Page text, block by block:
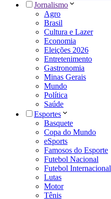
Jornalismo
Agro
Brasil
Cultura e Lazer
Economia
Eleições 2026
Entretenimento
Gastronomia
Minas Gerais
Mundo
Política
Saúde
Esportes
Basquete
Copa do Mundo
eSports
Famosos do Esporte
Futebol Nacional
Futebol Internacional
Lutas
Motor
Tênis